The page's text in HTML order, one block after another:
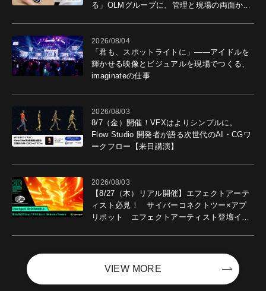
る」OLMグループに、管理と現場の両面から
2026/08/04
「君も、スポットライトに」――アイドルを
輝かせる映像とビジュアルを現場でつくる、
imaginateの仕事
2026/08/03
8/7（金）開催！VFXはよりシンプルに。
Flow Studio 開発者が語る次世代のAI・CGワ
ークフロー【来日講演】
2026/08/03
【8/27（木）リアル開催】エフェクトアーテ
ィスト必見！ サイバーコネクトツー×アプ
リボット エフェクトアーティスト登壇イベ
VIEW MORE